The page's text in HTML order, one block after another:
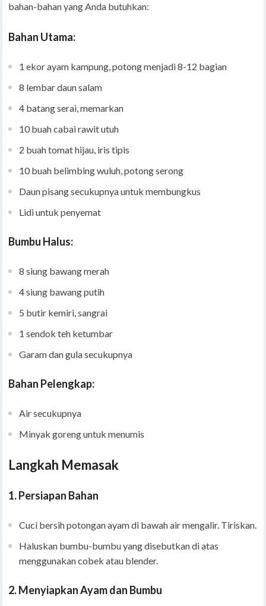
bahan-bahan yang Anda butuhkan:
Bahan Utama:
1 ekor ayam kampung, potong menjadi 8-12 bagian
8 lembar daun salam
4 batang serai, memarkan
10 buah cabai rawit utuh
2 buah tomat hijau, iris tipis
10 buah belimbing wuluh, potong serong
Daun pisang secukupnya untuk membungkus
Lidi untuk penyemat
Bumbu Halus:
8 siung bawang merah
4 siung bawang putih
5 butir kemiri, sangrai
1 sendok teh ketumbar
Garam dan gula secukupnya
Bahan Pelengkap:
Air secukupnya
Minyak goreng untuk menumis
Langkah Memasak
1.Persiapan Bahan
Cuci bersih potongan ayam di bawah air mengalir. Tiriskan.
Haluskan bumbu-bumbu yang disebutkan di atas
menggunakan cobek atau blender.
2.Menyiapkan Ayam dan Bumbu